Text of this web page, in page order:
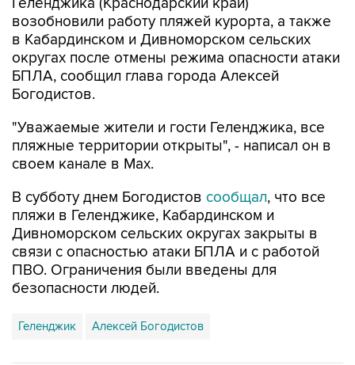
в Кабардинском и Дивноморском сельских
округах после отмены режима опасности атаки
БПЛА, сообщил глава города Алексей
Богодистов.
"Уважаемые жители и гости Геленджика, все
своем канале в Max.
В субботу днем Богодистов
Дивноморском сельских округах закрыты в
связи с опасностью атаки БПЛА и с работой
ПВО. Ограничения были введены для
безопасности людей.
Геленджик Алексей Богодистов